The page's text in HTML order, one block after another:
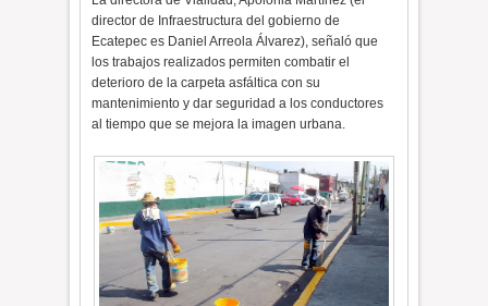
director de Infraestructura del gobierno de
Ecatepec es Daniel Arreola Álvarez), señaló que
los trabajos realizados permiten combatir el
deterioro de la carpeta asfáltica con su
mantenimiento y dar seguridad a los conductores
al tiempo que se mejora la imagen urbana.